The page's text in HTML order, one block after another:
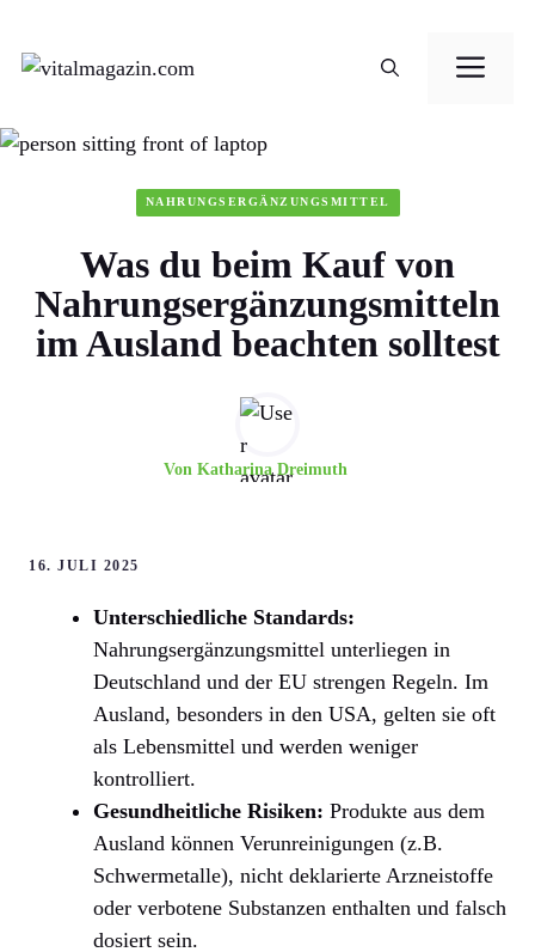
Zum
Inhalt
NAHRUNGSERGÄNZUNGSMITTEL
Was du beim Kauf von
Nahrungsergänzungsmitteln
im Ausland beachten solltest
Von Katharina Dreimuth
16. JULI 2025
Unterschiedliche Standards:
Nahrungsergänzungsmittel unterliegen in
Deutschland und der EU strengen Regeln. Im
Ausland, besonders in den USA, gelten sie oft
als Lebensmittel und werden weniger
kontrolliert.
Gesundheitliche Risiken: Produkte aus dem
Ausland können Verunreinigungen (z.B.
Schwermetalle), nicht deklarierte Arzneistoffe
oder verbotene Substanzen enthalten und falsch
dosiert sein.